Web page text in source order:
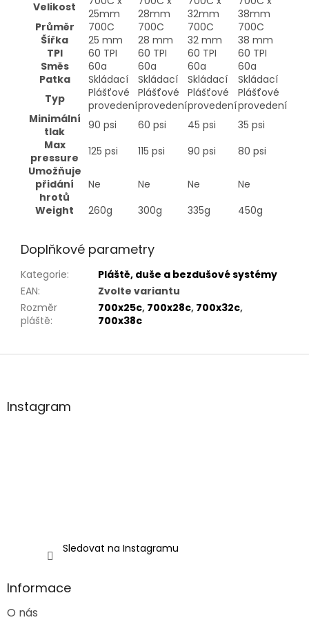
Velikost
25mm
28mm
32mm
38mm
Průměr
700C 700C 700C
700C
Šířka
25 mm 28 mm 32 mm
38 mm
TPI
60 TPI 60 TPI 60 TPI
60 TPI
Směs
60a 60a 60a
60a
Patka
Skládací Skládací Skládací
Skládací
Typ
Plášťové
provedení
Plášťové
provedení
Plášťové
provedení
Plášťové
provedení
Minimální
tlak
90 psi 60 psi 45 psi
35 psi
Max
pressure
125 psi 115 psi 90 psi
80 psi
Umožňuje
přidání
hrotů
Ne Ne Ne
Ne
Weight
260g 300g 335g 450g
Doplňkové parametry
Kategorie:
Pláště, duše a bezdušové systémy
EAN:
Zvolte variantu
Rozměr
pláště:
700x25c, 700x28c, 700x32c,
700x38c
Z
aInstagram
Sledovat na Instagramu
Informace
O nás